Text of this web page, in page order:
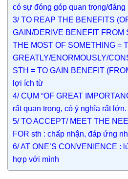
có sự đóng góp quan trọng/đáng
3/ TO REAP THE BENEFITS
GAIN/DERIVE BENEFIT FROM
THE MOST OF SOMETHING =
GREATLY/ENORMOUSLY/
STH = TO GAIN BENEFIT
lợi ích từ
4/ CỤM “OF GREAT
rất quan trọng, có ý nghĩa rất lớn.
5/ TO ACCEPT/ MEET THE
FOR sth : chấp nhận, đáp ứng
6/ AT ONE’S CONVENIENCE :
hợp với mình